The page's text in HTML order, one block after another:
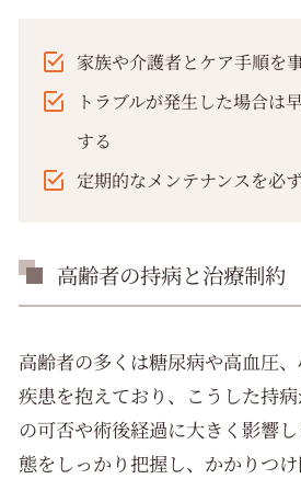
家族や介護者とケア手順を
トラブルが発生した場合は
する
定期的なメンテナンスを必
高齢者の持病と治療制約
高齢者の多くは糖尿病や高血圧
疾患を抱えており、こうした持
の可否や術後経過に大きく影響
態をしっかり把握し、かかりつ